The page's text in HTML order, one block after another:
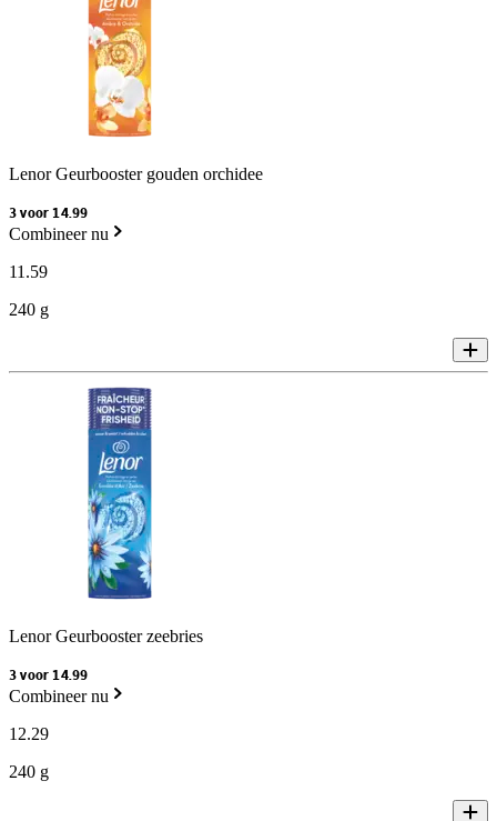
Lenor Geurbooster gouden orchidee
3 voor 14.99
Combineer nu
11.59
240 g
Lenor Geurbooster zeebries
3 voor 14.99
Combineer nu
12.29
240 g